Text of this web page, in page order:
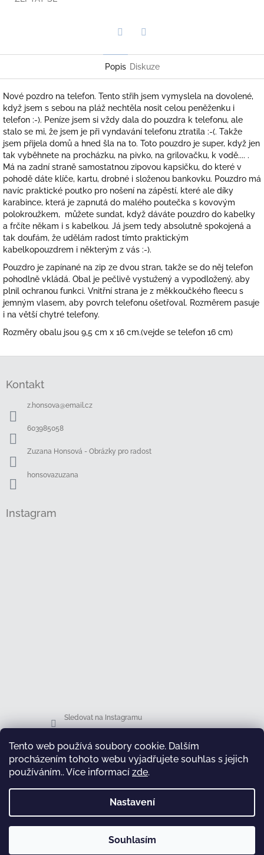
Tento web používá soubory cookie. Dalším
procházením tohoto webu vyjadřujete souhlas s jejich
používáním.. Více informací zde.
Nastavení
Souhlasím
Popis Diskuze
Nové pozdro na telefon. Tento střih jsem vymyslela na dovolené,
když jsem s sebou na pláž nechtěla nosit celou peněženku i
telefon :-). Peníze jsem si vždy dala do pouzdra k telefonu, ale
stalo se mi, že jsem je při vyndavání telefonu ztratila :-(. Takže
jsem přijela domů a hned šla na to. Toto pouzdro je super, když jen
tak vyběhnete na procházku, na pivko, na grilovačku, k vodě.... .
Má na zadní straně samostatnou zipovou kapsičku, do které v
pohodě dáte klíče, kartu, drobné i složenou bankovku. Pouzdro má
navíc praktické poutko pro nošení na zápěstí, které ale díky
karabince, která je zapnutá do malého poutečka s kovovým
polokroužkem, můžete sundat, když dáváte pouzdro do kabelky
a frčíte někam i s kabelkou. Já jsem tedy absolutně spokojená a
tak doufám, že udělám radost tímto praktickým
kabelkopouzdrem i některým z vás :-).
Pouzdro je zapínané na zip ze dvou stran, takže se do něj telefon
pohodlně vkládá. Obal je pečlivě vystužený a vypodložený, aby
plnil ochranou funkci. Vnitřní strana je z měkkoučkého fleecu s
jemným vlasem, aby povrch telefonu ošetřoval. Rozměrem pasuje
i na větší chytré telefony.
Rozměry obalu jsou 9,5 cm x 16 cm.(vejde se telefon 16 cm)
Kontakt
z.honsova@email.cz
603985058
Zuzana Honsová - Obrázky pro radost
honsovazuzana
Instagram
Sledovat na Instagramu
Facebook
test
Copyright 2026Honsová shop
vyhrazena.